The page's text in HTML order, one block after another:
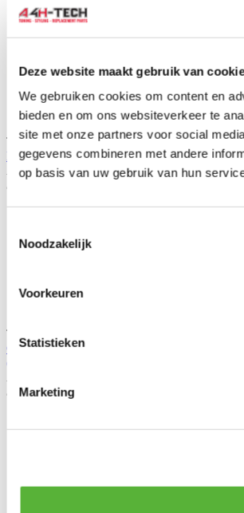
Deze website maakt gebruik van
We gebruiken cookies om content en
bieden en om ons websiteverkeer te
site met onze partners voor social
gegevens combineren met andere
op basis van uw gebruik van hun
Noodzakelijk
Voorkeuren
Statistieken
Marketing
TIP
H-Gear Pro-Line RVS V-band flens kit 3''
Artikelcode: HG-VBND-3
Je bespaart
TIP
COMBO Package Onderhoud Motul
(universeel)
Je bespaart